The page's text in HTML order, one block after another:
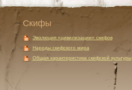
Скифы
Эволюция «цивилизации» скифов
Народы скифского мира
Общая характеристика скифской культуры